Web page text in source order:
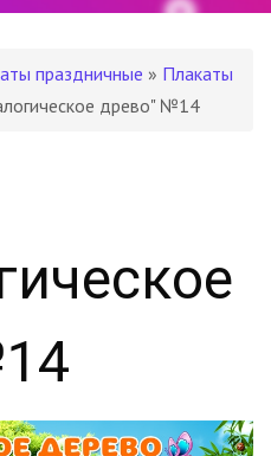
праздничные » Плакаты
древо" №14